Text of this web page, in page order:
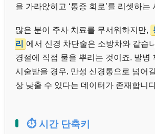
을 가라앉히고 ‘통증 회로’를 리셋하는
많은 분이 주사 치료를 무서워하지만,
리 에서 신경 차단술은 소방차와 같습
경절에 직접 물을 뿌리는 것이죠. 발병
시술받을 경우, 만성 신경통으로 넘어
상 낮출 수 있다는 데이터가 존재합니
⏱️ 시간 단축키